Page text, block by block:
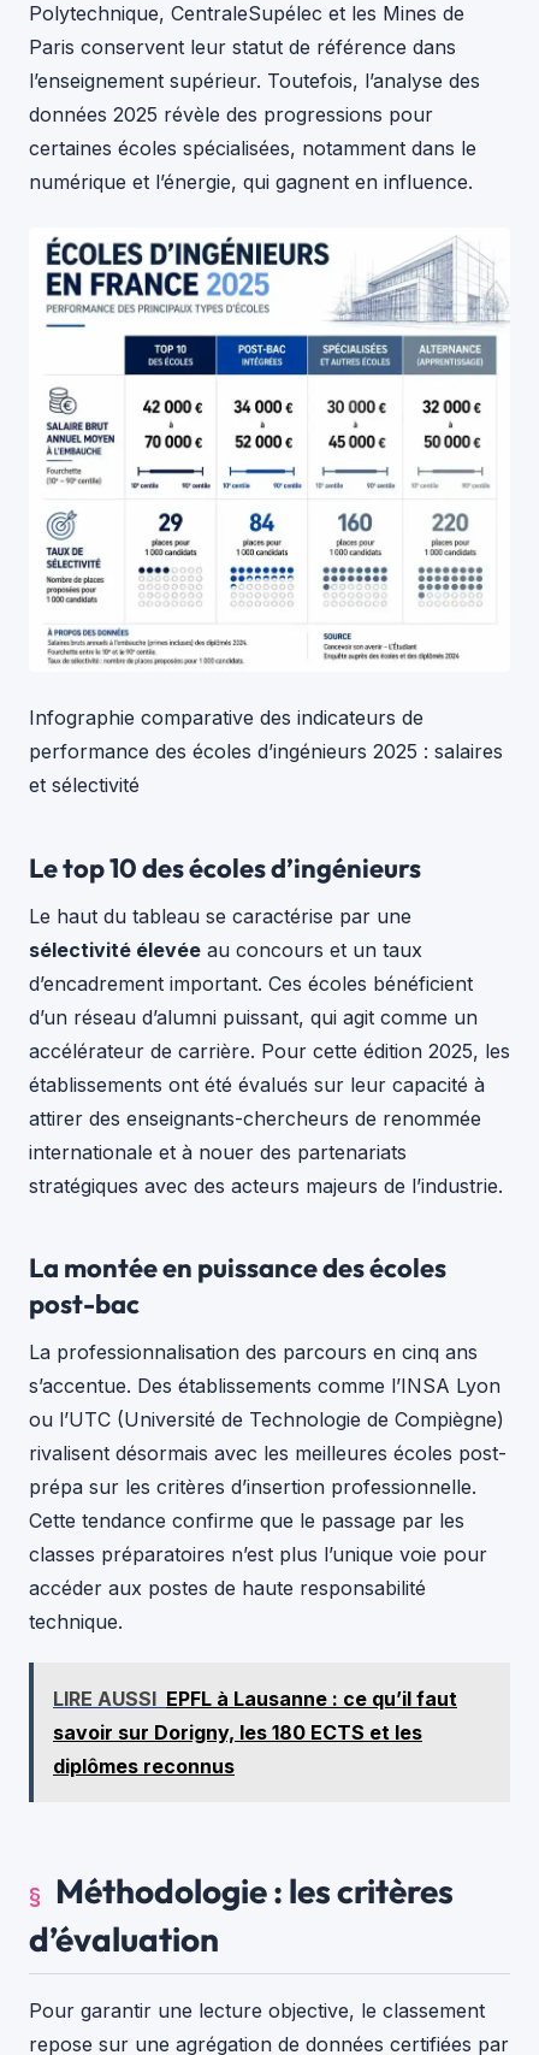
Polytechnique, CentraleSupélec et les Mines de
Paris conservent leur statut de référence dans
l’enseignement supérieur. Toutefois, l’analyse des
données 2025 révèle des progressions pour
certaines écoles spécialisées, notamment dans le
numérique et l’énergie, qui gagnent en influence.
Infographie comparative des indicateurs de
performance des écoles d’ingénieurs 2025 : salaires
et sélectivité
Le top 10 des écoles d’ingénieurs
Le haut du tableau se caractérise par une
sélectivité élevée au concours et un taux
d’encadrement important. Ces écoles bénéficient
d’un réseau d’alumni puissant, qui agit comme un
accélérateur de carrière. Pour cette édition 2025, les
établissements ont été évalués sur leur capacité à
attirer des enseignants-chercheurs de renommée
internationale et à nouer des partenariats
stratégiques avec des acteurs majeurs de l’industrie.
La montée en puissance des écoles
post-bac
La professionnalisation des parcours en cinq ans
s’accentue. Des établissements comme l’INSA Lyon
ou l’UTC (Université de Technologie de Compiègne)
rivalisent désormais avec les meilleures écoles post-
prépa sur les critères d’insertion professionnelle.
Cette tendance confirme que le passage par les
classes préparatoires n’est plus l’unique voie pour
accéder aux postes de haute responsabilité
technique.
LIRE AUSSI EPFL à Lausanne : ce qu’il faut
savoir sur Dorigny, les 180 ECTS et les
diplômes reconnus
Méthodologie : les critères
d’évaluation
Pour garantir une lecture objective, le classement
repose sur une agrégation de données certifiées par